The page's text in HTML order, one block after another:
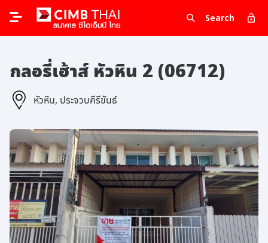
Search
กลอรี่เฮ้าส์ หัวหิน 2 (06712)
หัวหิน, ประจวบคีรีขันธ์